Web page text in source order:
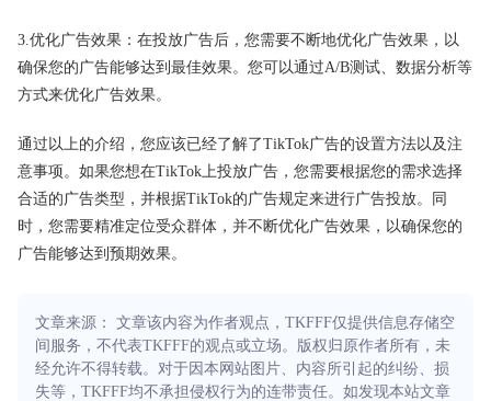
3.优化广告效果：在投放广告后，您需要不断地优化广告效果，以
确保您的广告能够达到最佳效果。您可以通过A/B测试、数据分析等
方式来优化广告效果。
通过以上的介绍，您应该已经了解了TikTok广告的设置方法以及注
意事项。如果您想在TikTok上投放广告，您需要根据您的需求选择
合适的广告类型，并根据TikTok的广告规定来进行广告投放。同
时，您需要精准定位受众群体，并不断优化广告效果，以确保您的
广告能够达到预期效果。
文章来源： 文章该内容为作者观点，TKFFF仅提供信息存储空
间服务，不代表TKFFF的观点或立场。版权归原作者所有，未
经允许不得转载。对于因本网站图片、内容所引起的纠纷、损
失等，TKFFF均不承担侵权行为的连带责任。如发现本站文章